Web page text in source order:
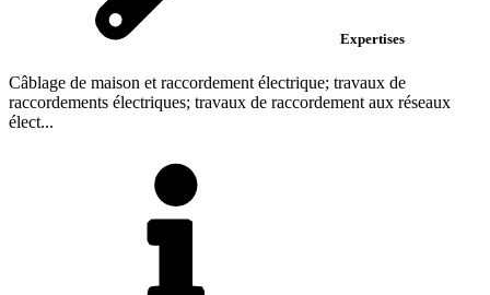
Expertises
Câblage de maison et raccordement électrique; travaux de
raccordements électriques; travaux de raccordement aux réseaux
élect...